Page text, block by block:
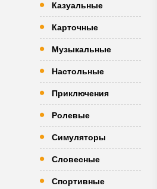
Казуальные
Карточные
Музыкальные
Настольные
Приключения
Ролевые
Симуляторы
Словесные
Спортивные